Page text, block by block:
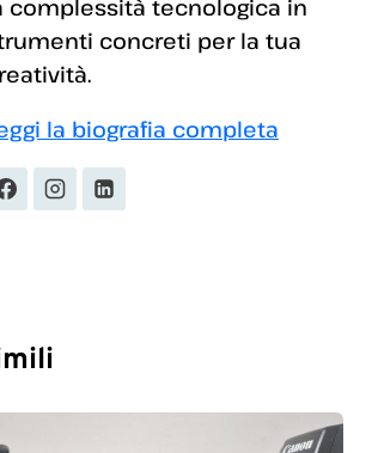
complessità tecnologica in
concreti per la tua
la biografia completa